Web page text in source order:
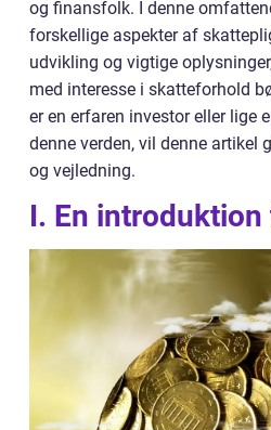
og finansfolk. I denne
forskellige aspekter af
udvikling og vigtige
med interesse i skatteforhold
er en erfaren investor eller lige
denne verden, vil denne
og vejledning.
I. En introduktion